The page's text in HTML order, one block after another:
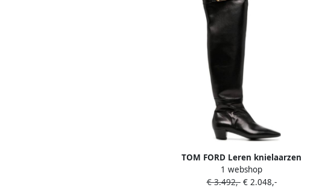
TOM FORD Leren knielaarzen
Zwart
1 webshop
€ 3.492,-€ 2.048,-